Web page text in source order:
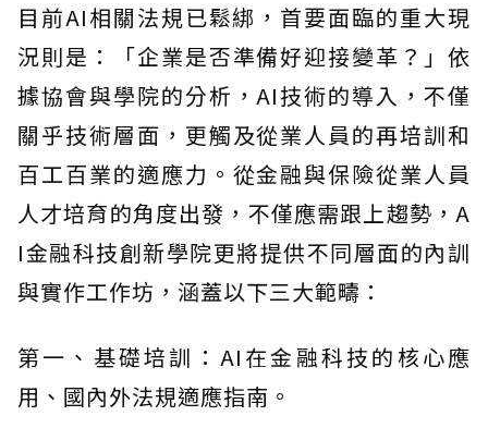
目前AI相關法規已鬆綁，首要面臨的重大現
況則是：「企業是否準備好迎接變革？」依
據協會與學院的分析，AI技術的導入，不僅
關乎技術層面，更觸及從業人員的再培訓和
百工百業的適應力。從金融與保險從業人員
人才培育的角度出發，不僅應需跟上趨勢，A
I金融科技創新學院更將提供不同層面的內訓
與實作工作坊，涵蓋以下三大範疇：
第一、基礎培訓：AI在金融科技的核心應
用、國內外法規適應指南。